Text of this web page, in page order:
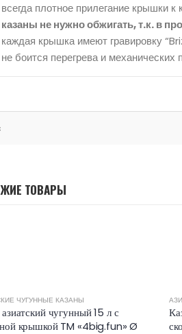
всегда плотное прилегание крышки к
казаны не нужно обжигать, т.к. в
каждая крышка имеют гравировку
не боится перегрева и механических
ТОВАРЫ
ЧУГУННЫЕ КАЗАНЫ
чугунный 15 л с
крышкой TM «4big.fun» Ø